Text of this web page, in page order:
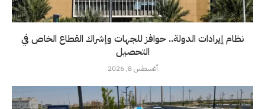
نظام إيرادات الدولة.. حوافز للجهات وإشراك القطاع الخاص في
التحصيل
أغسطس 8, 2026